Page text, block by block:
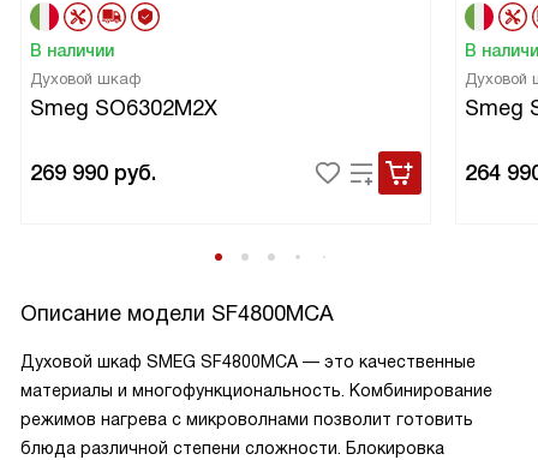
В наличии
Духовой шкаф
Smeg SO6302M2X
269 990 руб.
В
Духовой
Smeg
264
Описание модели SF4800MCA
Духовой шкаф SMEG SF4800MCA — это качественные
материалы и многофункциональность. Комбинирование
режимов нагрева с микроволнами позволит готовить
блюда различной степени сложности. Блокировка